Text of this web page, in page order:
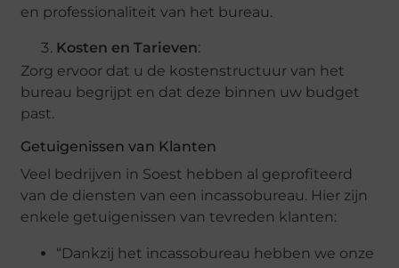
en professionaliteit van het bureau.
Kosten en Tarieven:
Zorg ervoor dat u de kostenstructuur van het
bureau begrijpt en dat deze binnen uw budget
past.
Getuigenissen van Klanten
Veel bedrijven in Soest hebben al geprofiteerd
van de diensten van een incassobureau. Hier zijn
enkele getuigenissen van tevreden klanten:
“Dankzij het incassobureau hebben we onze